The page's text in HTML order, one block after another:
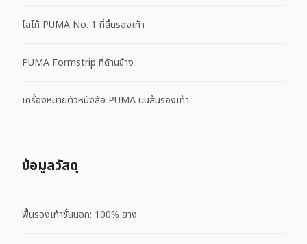
โลโก้ PUMA No. 1 ที่ลิ้นรองเท้า
PUMA Formstrip ที่ด้านข้าง
เครื่องหมายตัวหนังสือ PUMA บนส้นรองเท้า
ข้อมูลวัสดุ
พื้นรองเท้าชั้นนอก: 100% ยาง